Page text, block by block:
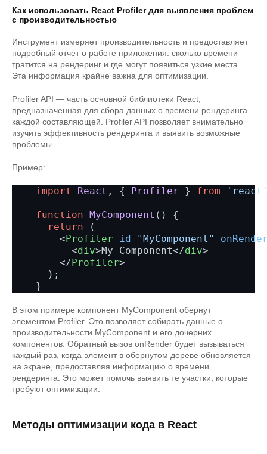
Как использовать React Profiler для выявления проблем
с производительностью
Инструмент измеряет производительность и предоставляет
подробный отчет о работе приложения: сколько времени
тратится на рендеринг и где могут появиться узкие места.
Эта информация крайне важна для оптимизации.
Profiler API — часть основной библиотеки React,
предназначенная для сбора данных о времени рендеринга
каждой составляющей. Profiler API позволяет внимательно
изучить эффективность рендеринга и выявить возможные
проблемы.
Пример:
import React , { Profiler } from
function MyComponent () {
return (
<Profiler id="MyComponent"
<div>My Component</div>
</Profiler>
      );
В этом примере компонент MyComponent обернут
элементом Profiler. Это позволяет собирать данные о
производительности MyComponent и его дочерних
компонентов. Обратный вызов onRender будет вызываться
каждый раз, когда элемент в обернутом дереве обновляется
на экране, предоставляя информацию о времени
рендеринга. Это может помочь выявить те участки, которые
требуют оптимизации.
Методы оптимизации кода в React